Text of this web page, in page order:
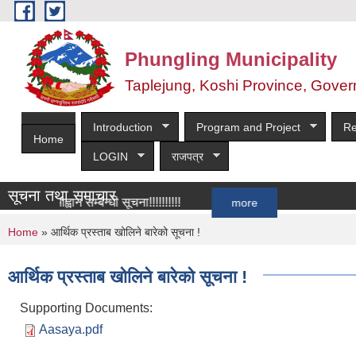
Skip to main content
Phungling Municipality
Taplejung, Koshi Province,
Home
Introduction Program and Project
LOGIN राजपत्र
सूचना तथा समाचार
आह्वान सम्बन्धी सूचना!!!!!!!!!!
You are here
Home » आर्थिक प्रस्ताब खोलिने बारेको सूचना !
आर्थिक प्रस्ताब खोलिने बारेको सूचना !
Supporting Documents:
Aasaya.pdf